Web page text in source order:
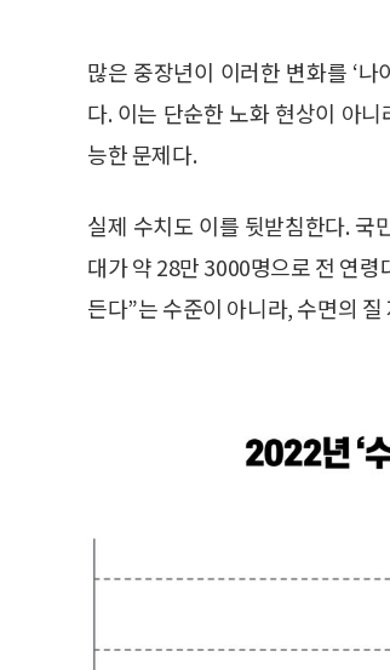
많은 중장년이 이러한 변화를 ‘
다. 이는 단순한 노화 현상이 아
능한 문제다.
실제 수치도 이를 뒷받침한다. 국
대가 약 28만 3000명으로 전 연
든다”는 수준이 아니라, 수면의